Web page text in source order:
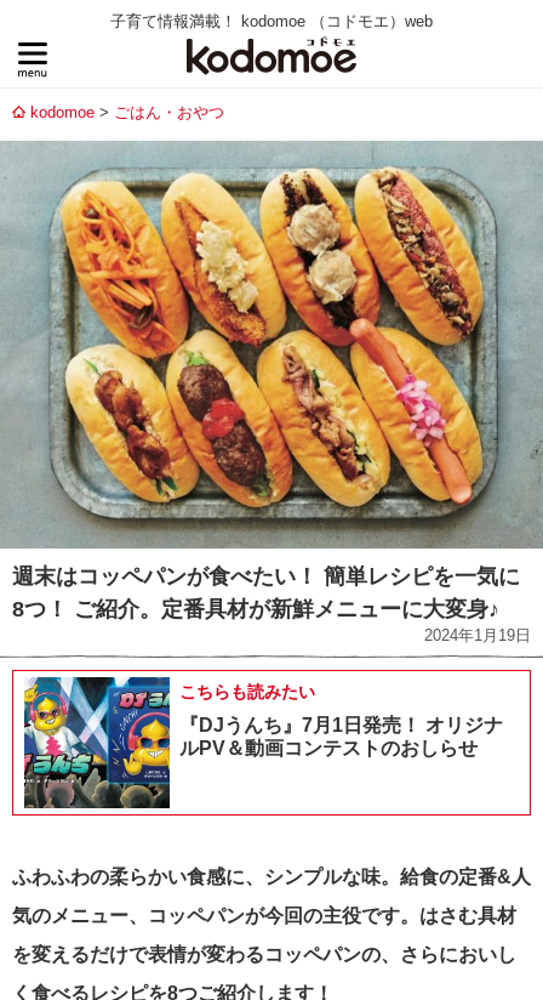
子育て情報満載！ kodomoe （コドモエ）web
kodomoe ごはん・おやつ
週末はコッペパンが食べたい！ 簡単レシピを一気に
8つ！ ご紹介。定番具材が新鮮メニューに大変身♪
2024年1月19日
こちらも読みたい
『DJうんち』7月1日発売！ オリジナ
ルPV＆動画コンテストのおしらせ
ふわふわの柔らかい食感に、シンプルな味。給食の定番&人
気のメニュー、コッペパンが今回の主役です。はさむ具材
を変えるだけで表情が変わるコッペパンの、さらにおいし
く食べるレシピを8つご紹介します！